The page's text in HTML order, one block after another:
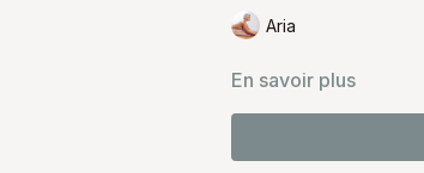
Aria
En savoir plus